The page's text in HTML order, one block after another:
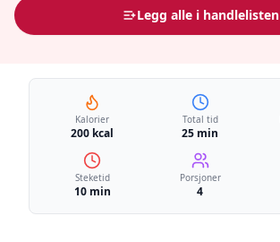
Legg alle i handlelisten
Kalorier
200 kcal
Total tid
25 min
Steketid
10 min
Porsjoner
4